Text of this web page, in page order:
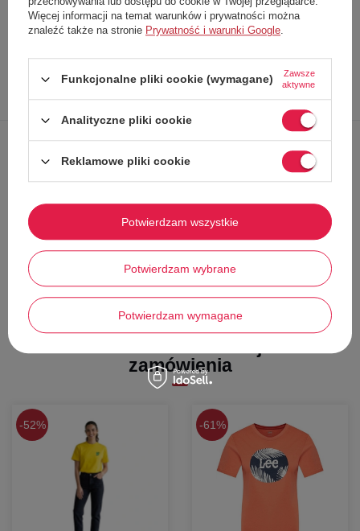
Producent
Na-Kd
Kod produktu
1018-002425-0002-004
produktu
Dokładne
dane
Zapytaj o
produkt
Napisz
swoją opinię
Koszulka damskamarki NA-KD
Wygodny,luźny krój
Wykonana z
wysokiej jakości bawełny
Doskonała do użytku codziennego!
zamówienia
52% 61%
Więcej informacji na temat warunków i prywatności można
znaleźć także na stronie Prywatność i warunki Google.
Funkcjonalne pliki cookie (wymagane)
Zawsze
aktywne
Analityczne pliki cookie
Reklamowe pliki cookie
Potwierdzam wybrane
Potwierdzam wymagane
Potwierdzam wszystkie